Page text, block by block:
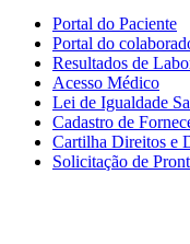
Portal do Paciente
Portal do
Resultados de
Acesso Médico
Lei de Igualdade
Cadastro de
Cartilha Direitos e
Solicitação de